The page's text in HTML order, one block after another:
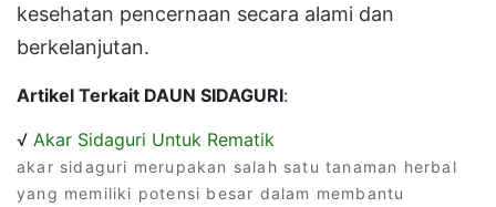
kesehatan pencernaan secara alami dan
berkelanjutan.
Artikel Terkait DAUN SIDAGURI:
√ Akar Sidaguri Untuk Rematik
akar sidaguri merupakan salah satu tanaman herbal
yang memiliki potensi besar dalam membantu